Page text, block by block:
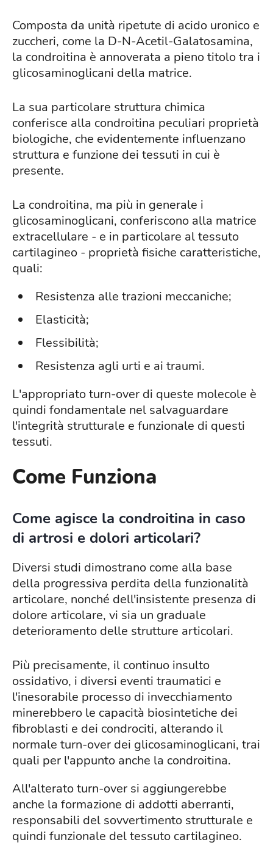
Composta da unità ripetute di acido uronico e
zuccheri, come la D-N-Acetil-Galatosamina,
la condroitina è annoverata a pieno titolo tra i
glicosaminoglicani della matrice.
La sua particolare struttura chimica
conferisce alla condroitina peculiari proprietà
biologiche, che evidentemente influenzano
struttura e funzione dei tessuti in cui è
presente.
La condroitina, ma più in generale i
glicosaminoglicani, conferiscono alla matrice
extracellulare - e in particolare al tessuto
cartilagineo - proprietà fisiche caratteristiche,
quali:
Resistenza alle trazioni meccaniche;
Elasticità;
Flessibilità;
Resistenza agli urti e ai traumi.
L'appropriato turn-over di queste molecole è
quindi fondamentale nel salvaguardare
l'integrità strutturale e funzionale di questi
tessuti.
Come Funziona
Come agisce la condroitina in caso
di artrosi e dolori articolari?
Diversi studi dimostrano come alla base
della progressiva perdita della funzionalità
articolare, nonché dell'insistente presenza di
dolore articolare, vi sia un graduale
deterioramento delle strutture articolari.
Più precisamente, il continuo insulto
ossidativo, i diversi eventi traumatici e
l'inesorabile processo di invecchiamento
minerebbero le capacità biosintetiche dei
fibroblasti e dei condrociti, alterando il
normale turn-over dei glicosaminoglicani, trai
quali per l'appunto anche la condroitina.
All'alterato turn-over si aggiungerebbe
anche la formazione di addotti aberranti,
responsabili del sovvertimento strutturale e
quindi funzionale del tessuto cartilagineo.